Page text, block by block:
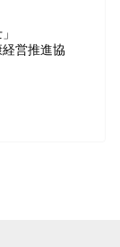
営推進協